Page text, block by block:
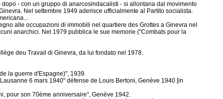
- con un gruppo di anarcosindacalisti - si allontana dal movimento
Nel settembre 1949 aderisce ufficialmente al Partito socialista.
alle occupazioni di immobili nel quartiere des Grottes a Ginevra nel
anarchici. Nel 1979 pubblica le sue memorie ("Combats pour la
deu Travail di Ginevra, da lui fondato nel 1978.
la guerre d'Espagne)", 1939.
6 mars 1940" défense de Louis Bertoni, Genève 1940 [in
pour son 70ème anniversaire", Genève 1942.